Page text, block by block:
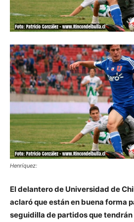
Henríquez:
El delantero de Universidad de
aclaró que están en buena forma
seguidilla de partidos que tendrán